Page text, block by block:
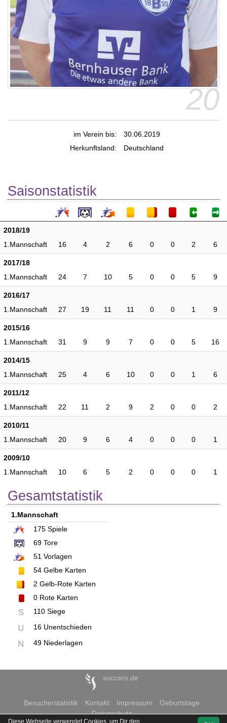
20
im Verein bis:
30.06.2019
Herkunftsland:
Deutschland
Saisonstatistik
2018/19
1.Mannschaft
16 4 2 6 0 0 2 6
2017/18
1.Mannschaft
24 7 10 5 0 0 5 9
2016/17
1.Mannschaft
27 19 11 11 0 0 1 9
2015/16
1.Mannschaft
31 9 9 7 0 0 5 16
2014/15
1.Mannschaft
25 4 6 10 0 0 1 6
2011/12
1.Mannschaft
22 11 2 9 2 0 0 2
2010/11
1.Mannschaft
20 9 6 4 0 0 0 1
2009/10
1.Mannschaft
10 6 5 2 0 0 0 1
Gesamtstatistik
1.Mannschaft
175 Spiele
69 Tore
51 Vorlagen
54 Gelbe Karten
2 Gelb-Rote Karten
0 Rote Karten
S 110 Siege
U 16 Unentschieden
N 49 Niederlagen
soccero.de
Besucherstatistik Kontakt Impressum
Geburtstage
Datenschutz
Diese Webseite verwendet Cookies, um Dir den